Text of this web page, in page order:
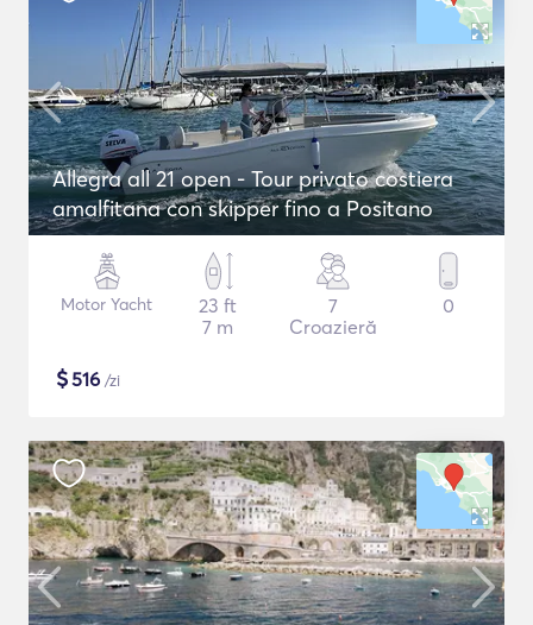
Allegra all 21 open - Tour privato costiera
amalfitana con skipper fino a Positano
Motor Yacht
23 ft
7 m
7
Croazieră
0
$516 /zi